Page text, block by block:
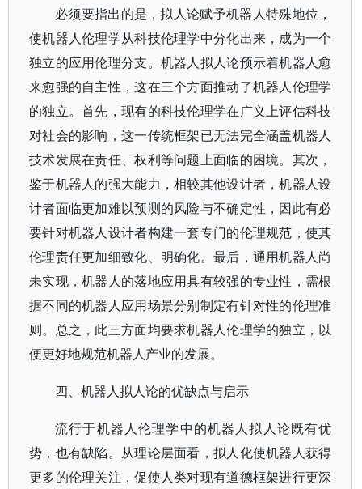
必须要指出的是，拟人论赋予机器人特殊地位，
使机器人伦理学从科技伦理学中分化出来，成为一个
独立的应用伦理分支。机器人拟人论预示着机器人愈
来愈强的自主性，这在三个方面推动了机器人伦理学
的独立。首先，现有的科技伦理学在广义上评估科技
对社会的影响，这一传统框架已无法完全涵盖机器人
技术发展在责任、权利等问题上面临的困境。其次，
鉴于机器人的强大能力，相较其他设计者，机器人设
计者面临更加难以预测的风险与不确定性，因此有必
要针对机器人设计者构建一套专门的伦理规范，使其
伦理责任更加细致化、明确化。最后，通用机器人尚
未实现，机器人的落地应用具有较强的专业性，需根
据不同的机器人应用场景分别制定有针对性的伦理准
则。总之，此三方面均要求机器人伦理学的独立，以
便更好地规范机器人产业的发展。
四、机器人拟人论的优缺点与启示
流行于机器人伦理学中的机器人拟人论既有优
势，也有缺陷。从理论层面看，拟人化使机器人获得
更多的伦理关注，促使人类对现有道德框架进行更深